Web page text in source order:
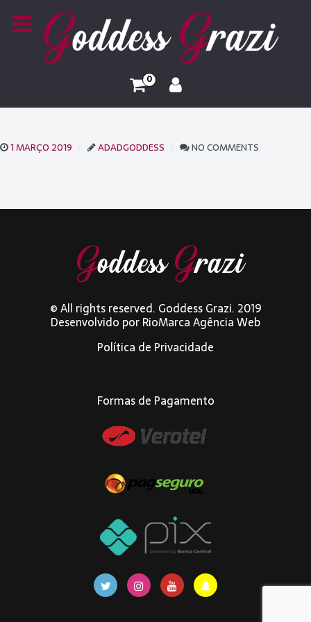
0
1 MARÇO 2019 ADADGODDESS NO COMMENTS
© All rights reserved. Goddess Grazi. 2019
Desenvolvido porRioMarca Agência Web
Política de Privacidade
Formas de Pagamento